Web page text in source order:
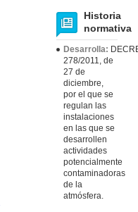
Historia
normativa
Desarrolla:
278/2011, de
27 de
diciembre,
por el que se
regulan las
instalaciones
en las que se
desarrollen
actividades
potencialmente
contaminadoras
de la
atmósfera.